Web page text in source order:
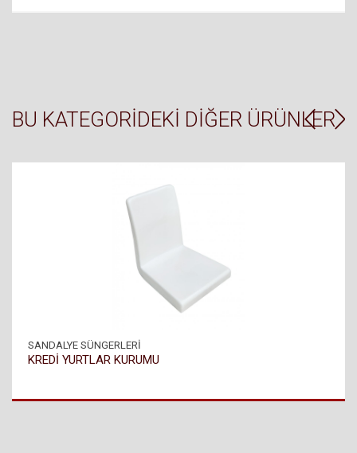
BU KATEGORIDEKI DIĞER ÜRÜNLER
SANDALYE SÜNGERLERİ
KREDİ YURTLAR KURUMU